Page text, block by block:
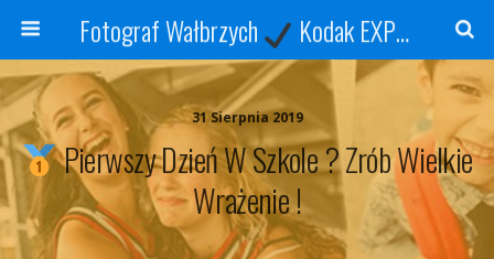
Fotograf Wałbrzych Kodak EXPRESS
31 Sierpnia 2019
Pierwszy Dzień W Szkole ? Zrób Wielkie
Wrażenie !